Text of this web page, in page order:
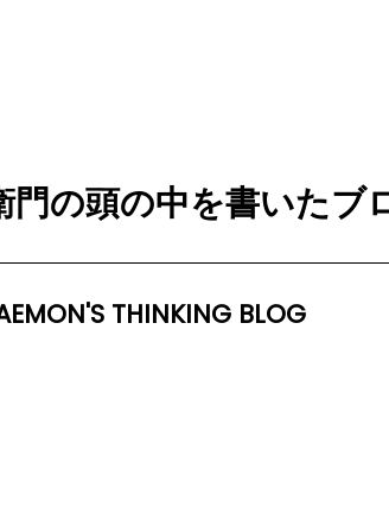
門の頭の中を書いたブ
THINKING BLOG